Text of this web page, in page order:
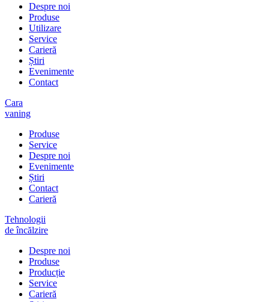
Despre noi
Produse
Utilizare
Service
Carieră
Știri
Evenimente
Contact
Cara
vaning
Produse
Service
Despre noi
Evenimente
Știri
Contact
Carieră
Tehnologii
de încălzire
Despre noi
Produse
Producție
Service
Carieră